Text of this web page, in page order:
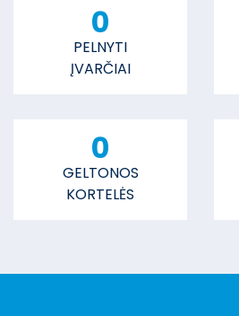
0
PELNYTI
ĮVARČIAI
0
GELTONOS
KORTELĖS